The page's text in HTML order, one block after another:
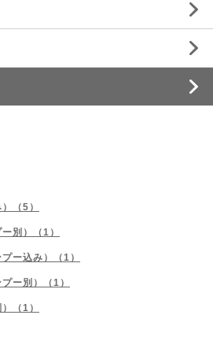
（5）
別）（1）
ー込み）（1）
ー別）（1）
（1）